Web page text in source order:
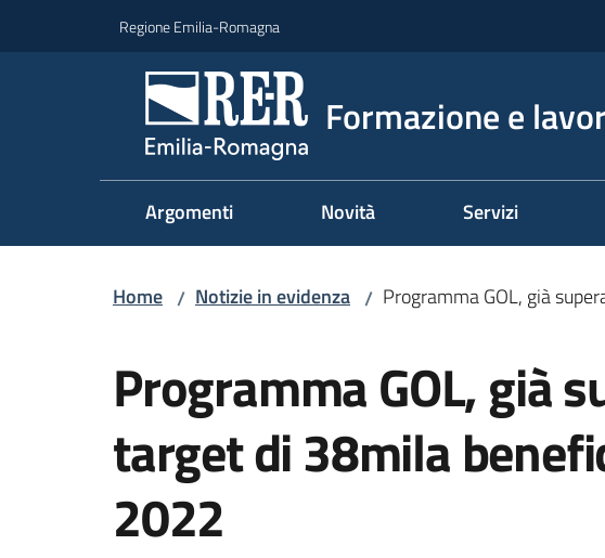
Regione Emilia-Romagna
Formazione e
Argomenti Novità Servizi
Home / Notizie in evidenza / Programma GOL, già
Programma GOL, già
target di 38mila
2022